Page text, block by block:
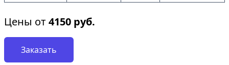
Цены от4150 руб.
Заказать